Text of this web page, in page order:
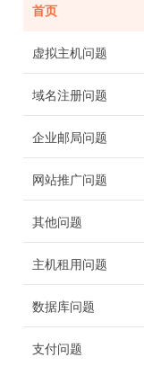
首页
虚拟主机问题
域名注册问题
企业邮局问题
网站推广问题
其他问题
主机租用问题
数据库问题
支付问题